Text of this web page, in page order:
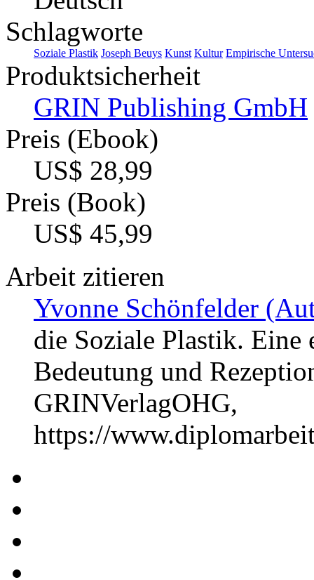
Schlagworte
Soziale Plastik Joseph Beuys Kunst Kultur Empirische
Produktsicherheit
GRIN Publishing GmbH
Preis (Ebook)
US$ 28,99
Preis (Book)
US$ 45,99
Arbeit zitieren
Yvonne Schönfelder
die Soziale Plastik. Eine
Bedeutung und
GRINVerlagOHG,
https://